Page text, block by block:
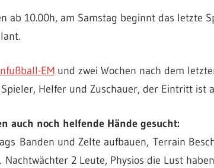
ab 10.00h, am Samstag beginnt das letzte
EMund zwei Wochen nach dem
Helfer und Zuschauer, der Eintritt ist
auch noch helfende Hände gesucht:
Banden und Zelte aufbauen, Terrain
2 Leute, Physios die Lust